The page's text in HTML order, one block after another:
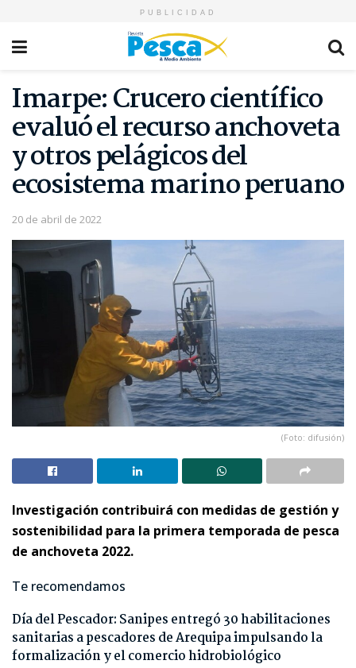
PUBLICIDAD
Imarpe: Crucero científico
evaluó el recurso anchoveta
y otros pelágicos del
ecosistema marino peruano
20 de abril de 2022
(Foto: difusión)
Investigación contribuirá con medidas de gestión y
sostenibilidad para la primera temporada de pesca
de anchoveta 2022.
Te recomendamos
Día del Pescador: Sanipes entregó 30 habilitaciones
sanitarias a pescadores de Arequipa impulsando la
formalización y el comercio hidrobiológico